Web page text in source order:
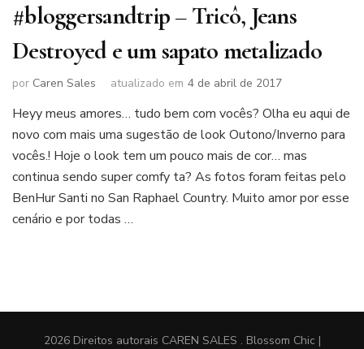
#bloggersandtrip – Tricô, Jeans
Destroyed e um sapato metalizado
por Caren Sales atualizado em 4 de abril de 2017
Heyy meus amores… tudo bem com vocês? Olha eu aqui de
novo com mais uma sugestão de look Outono/Inverno para
vocês.! Hoje o look tem um pouco mais de cor… mas
continua sendo super comfy ta? As fotos foram feitas pelo
BenHur Santi no San Raphael Country. Muito amor por esse
cenário e por todas …
2026 Direitos autorais CAREN SALES . Blossom Chic |